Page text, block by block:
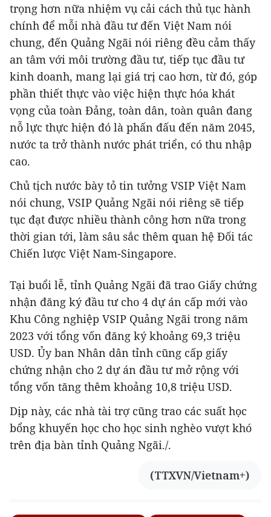
trọng hơn nữa nhiệm vụ cải cách thủ tục hành
chính để mỗi nhà đầu tư đến Việt Nam nói
chung, đến Quảng Ngãi nói riêng đều cảm thấy
an tâm với môi trường đầu tư, tiếp tục đầu tư
kinh doanh, mang lại giá trị cao hơn, từ đó, góp
phần thiết thực vào việc hiện thực hóa khát
vọng của toàn Đảng, toàn dân, toàn quân đang
nỗ lực thực hiện đó là phấn đấu đến năm 2045,
nước ta trở thành nước phát triển, có thu nhập
cao.
Chủ tịch nước bày tỏ tin tưởng VSIP Việt Nam
nói chung, VSIP Quảng Ngãi nói riêng sẽ tiếp
tục đạt được nhiều thành công hơn nữa trong
thời gian tới, làm sâu sắc thêm quan hệ Đối tác
Chiến lược Việt Nam-Singapore.
Tại buổi lễ, tỉnh Quảng Ngãi đã trao Giấy chứng
nhận đăng ký đầu tư cho 4 dự án cấp mới vào
Khu Công nghiệp VSIP Quảng Ngãi trong năm
2023 với tổng vốn đăng ký khoảng 69,3 triệu
USD. Ủy ban Nhân dân tỉnh cũng cấp giấy
chứng nhận cho 2 dự án đầu tư mở rộng với
tổng vốn tăng thêm khoảng 10,8 triệu USD.
Dịp này, các nhà tài trợ cũng trao các suất học
bổng khuyến học cho học sinh nghèo vượt khó
trên địa bàn tỉnh Quảng Ngãi./.
(TTXVN/Vietnam+)